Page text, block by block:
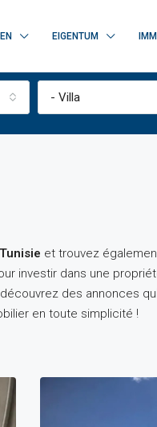
EIGENTUM
- Villa
et trouvez
investir dans une
des annonces
en toute simplicité !